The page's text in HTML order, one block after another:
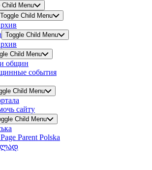
Child Menu
Toggle Child Menu
Toggle Child Menu
Child Menu
общин
события
Child Menu
сайту
Child Menu
Parent Polska